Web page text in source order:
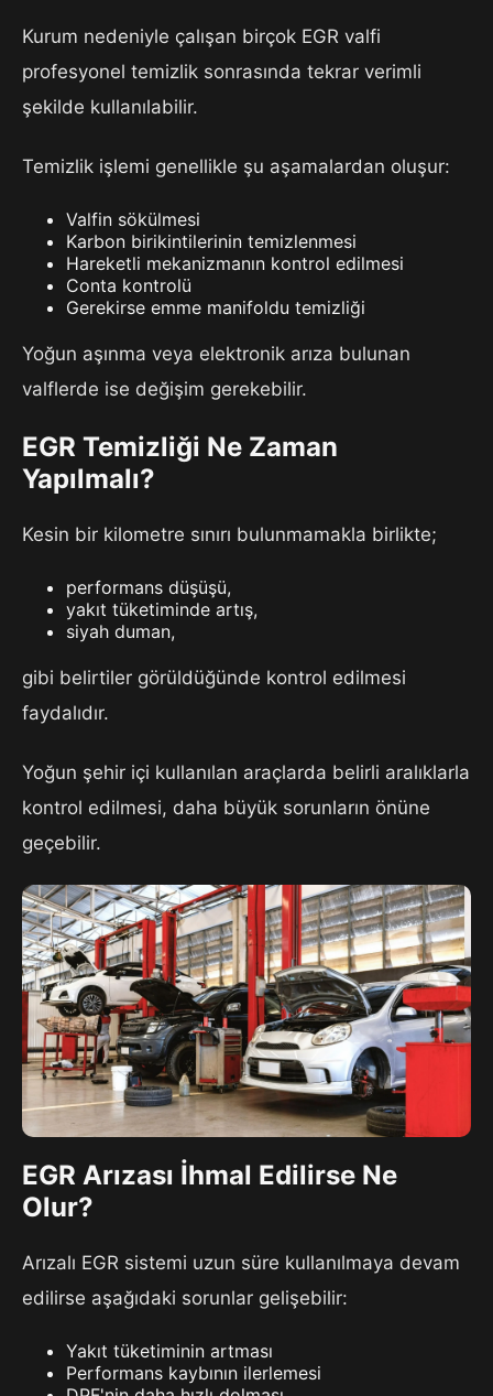
Kurum nedeniyle çalışan birçok EGR valfi
profesyonel temizlik sonrasında tekrar verimli
şekilde kullanılabilir.
Temizlik işlemi genellikle şu aşamalardan oluşur:
Valfin sökülmesi
Karbon birikintilerinin temizlenmesi
Hareketli mekanizmanın kontrol edilmesi
Conta kontrolü
Gerekirse emme manifoldu temizliği
Yoğun aşınma veya elektronik arıza bulunan
valflerde ise değişim gerekebilir.
EGR Temizliği Ne Zaman
Yapılmalı?
Kesin bir kilometre sınırı bulunmamakla birlikte;
performans düşüşü,
yakıt tüketiminde artış,
siyah duman,
gibi belirtiler görüldüğünde kontrol edilmesi
faydalıdır.
Yoğun şehir içi kullanılan araçlarda belirli aralıklarla
kontrol edilmesi, daha büyük sorunların önüne
geçebilir.
EGR Arızası İhmal Edilirse Ne
Olur?
Arızalı EGR sistemi uzun süre kullanılmaya devam
edilirse aşağıdaki sorunlar gelişebilir:
Yakıt tüketiminin artması
Performans kaybının ilerlemesi